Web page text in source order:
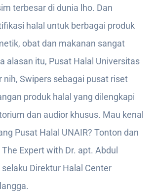
terbesar di dunia lho. Dan
halal untuk berbagai produk
obat dan makanan sangat
alasan itu, Pusat Halal Universitas
nih, Swipers sebagai pusat riset
produk halal yang dilengkapi
dan audior khusus. Mau kenal
Pusat Halal UNAIR? Tonton dan
Expert with Dr. apt. Abdul
Direktur Halal Center